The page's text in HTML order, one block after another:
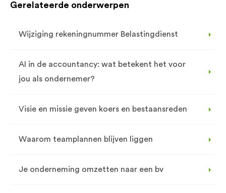
Gerelateerde onderwerpen
Wijziging rekeningnummer Belastingdienst
AI in de accountancy: wat betekent het voor
jou als ondernemer?
Visie en missie geven koers en bestaansreden
Waarom teamplannen blijven liggen
Je onderneming omzetten naar een bv